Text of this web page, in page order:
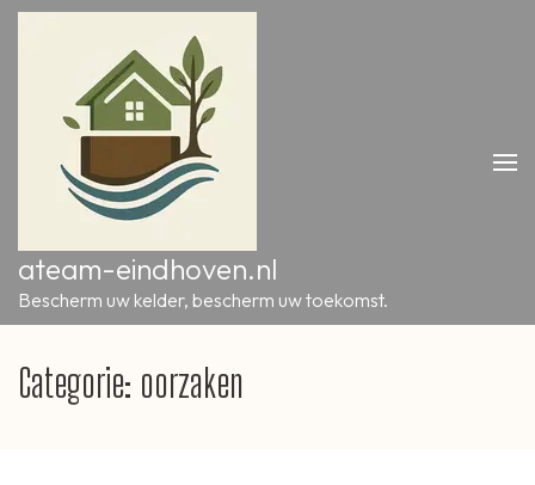
Ga
ateam-eindhoven.nl
Bescherm uw kelder, bescherm uw toekomst.
Categorie: oorzaken